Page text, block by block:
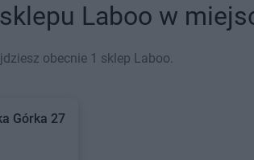
Laboo w
obecnie 1 sklep Laboo.
Górka 27